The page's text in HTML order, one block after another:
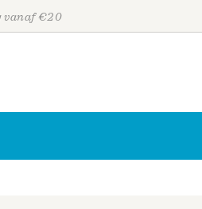
vanaf €20
Personen